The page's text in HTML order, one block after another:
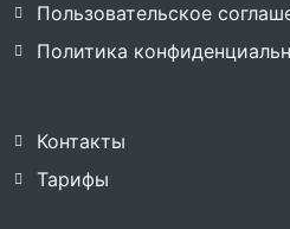
Пользовательское
Политика
Контакты
Тарифы